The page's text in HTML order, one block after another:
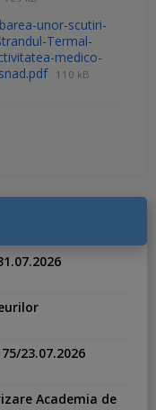
unor-scutiri-
Termal-
medico-
110 kB
23.07.2026
Academia de